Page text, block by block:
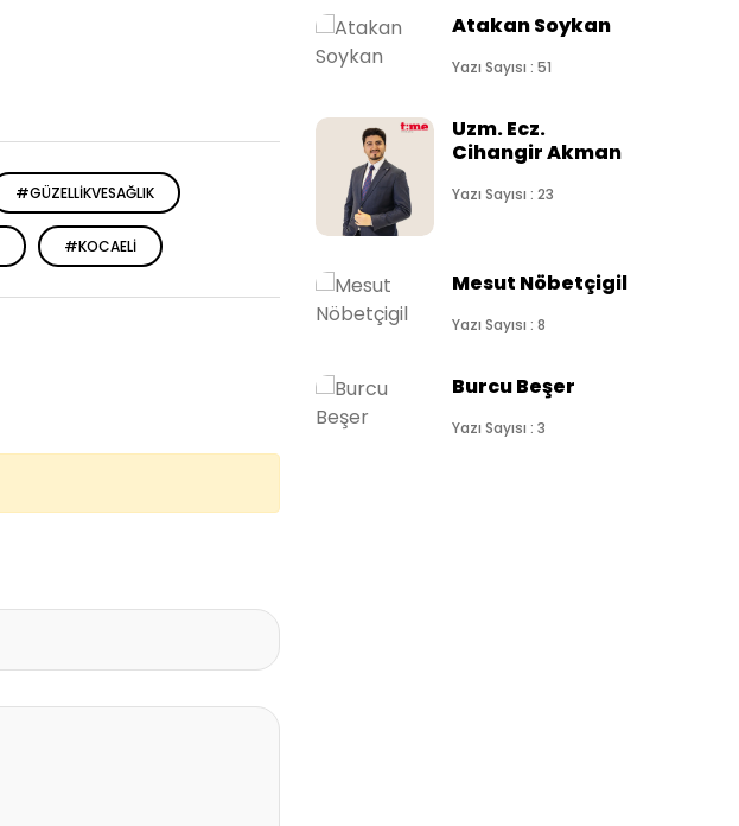
#GÜZELLIKVESAĞLIK
#KOCAELI
Atakan Soykan
Yazı Sayısı : 51
Uzm. Ecz.
Cihangir Akman
Yazı Sayısı : 23
Mesut Nöbetçigil
Yazı Sayısı : 8
Burcu Beşer
Yazı Sayısı : 3